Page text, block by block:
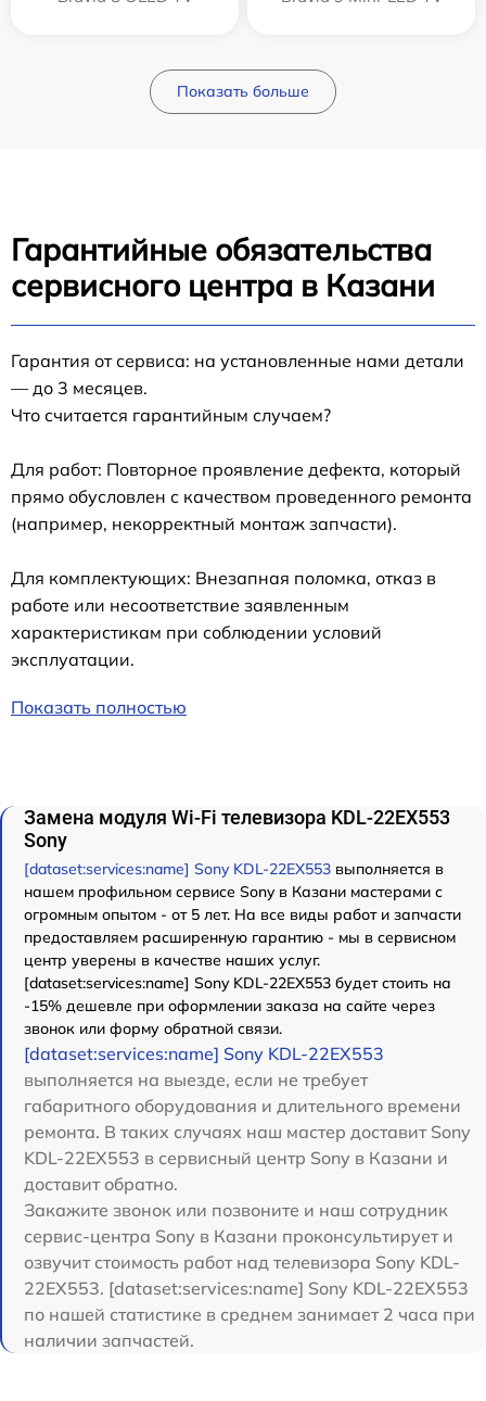
Показать больше
Гарантийные обязательства
сервисного центра в Казани
Гарантия от сервиса: на установленные нами детали
— до 3 месяцев.
Что считается гарантийным случаем?
Для работ: Повторное проявление дефекта, который
прямо обусловлен с качеством проведенного ремонта
(например, некорректный монтаж запчасти).
Для комплектующих: Внезапная поломка, отказ в
работе или несоответствие заявленным
характеристикам при соблюдении условий
эксплуатации.
Показать полностью
Замена модуля Wi-Fi телевизора KDL-22EX553
Sony
[dataset:services:name] Sony KDL-22EX553 выполняется в
нашем профильном сервисе Sony в Казани мастерами с
огромным опытом - от 5 лет. На все виды работ и запчасти
предоставляем расширенную гарантию - мы в сервисном
центр уверены в качестве наших услуг.
[dataset:services:name] Sony KDL-22EX553 будет стоить на
-15% дешевле при оформлении заказа на сайте через
звонок или форму обратной связи.
[dataset:services:name] Sony KDL-22EX553
выполняется на выезде, если не требует
габаритного оборудования и длительного времени
ремонта. В таких случаях наш мастер доставит Sony
KDL-22EX553 в сервисный центр Sony в Казани и
доставит обратно.
Закажите звонок или позвоните и наш сотрудник
сервис-центра Sony в Казани проконсультирует и
озвучит стоимость работ над телевизора Sony KDL-
22EX553. [dataset:services:name] Sony KDL-22EX553
по нашей статистике в среднем занимает 2 часа при
наличии запчастей.